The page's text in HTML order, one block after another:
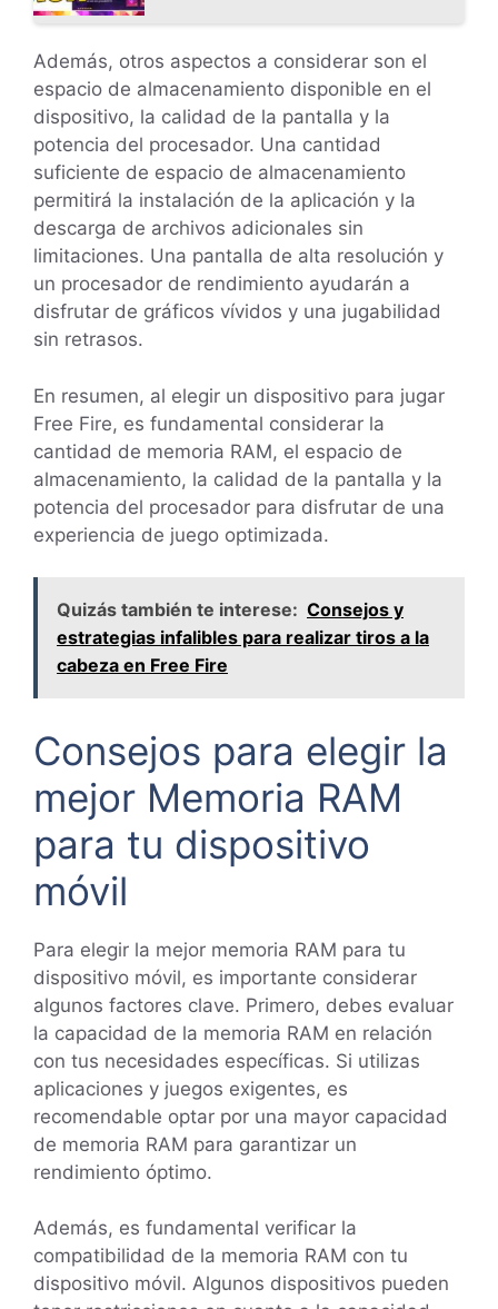
Además, otros aspectos a considerar son el
espacio de almacenamiento disponible en el
dispositivo, la calidad de la pantalla y la
potencia del procesador. Una cantidad
suficiente de espacio de almacenamiento
permitirá la instalación de la aplicación y la
descarga de archivos adicionales sin
limitaciones. Una pantalla de alta resolución y
un procesador de rendimiento ayudarán a
disfrutar de gráficos vívidos y una jugabilidad
sin retrasos.
En resumen, al elegir un dispositivo para jugar
Free Fire, es fundamental considerar la
cantidad de memoria RAM, el espacio de
almacenamiento, la calidad de la pantalla y la
potencia del procesador para disfrutar de una
experiencia de juego optimizada.
Quizás también te interese: Consejos y
estrategias infalibles para realizar tiros a la
cabeza en Free Fire
Consejos para elegir la
mejor Memoria RAM
para tu dispositivo
móvil
Para elegir la mejor memoria RAM para tu
dispositivo móvil, es importante considerar
algunos factores clave. Primero, debes evaluar
la capacidad de la memoria RAM en relación
con tus necesidades específicas. Si utilizas
aplicaciones y juegos exigentes, es
recomendable optar por una mayor capacidad
de memoria RAM para garantizar un
rendimiento óptimo.
Además, es fundamental verificar la
compatibilidad de la memoria RAM con tu
dispositivo móvil. Algunos dispositivos pueden